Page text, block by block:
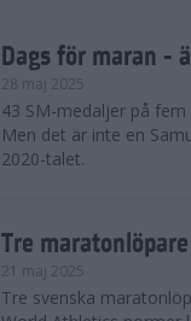
Dags för maran -
28 maj 2025
43 SM-medaljer på
Men det är inte en
2020-talet.
Tre
21 maj 2025
Tre svenska